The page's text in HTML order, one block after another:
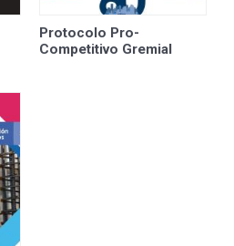
Protocolo Pro-
Competitivo Gremial